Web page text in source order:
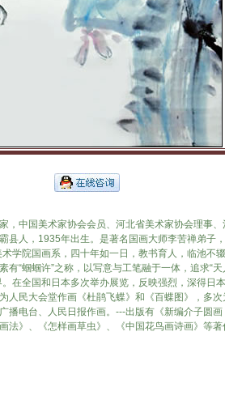
，中国美术家协会会员、河北省美术家协会理事、
县人，1935年出生。是著名国画大师李苦禅弟子，
学院国画系，四十年如一日，教书育人，临池不
有“蝈蝈许”之称，以写意与工笔融于一体，追求“天
。在全国和日本多次举办展览，反映强烈，深得日
人民大会堂作画《杜鹃飞蝶》和《百蝶图》，多次
播电台、人民日报作画。---出版有《新编介子圆画
法》、《怎样画草虫》、《中国花鸟画诗画》等著